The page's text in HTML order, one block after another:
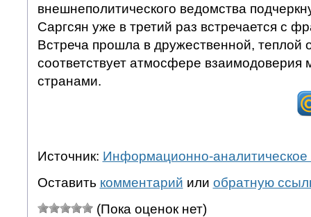
внешнеполитического ведомства
Саргсян уже в третий раз встречается с
Встреча прошла в дружественной, теплой
соответствует атмосфере взаимодоверия
странами.
Источник: Информационно-аналитическое
Оставить комментарий или обратную
(Пока оценок нет)